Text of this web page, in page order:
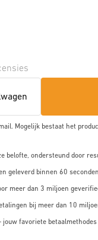
Mogelijk bestaat het
belofte, ondersteund door
geleverd binnen 60
meer dan 3 miljoen
bij meer dan 10
jouw favoriete